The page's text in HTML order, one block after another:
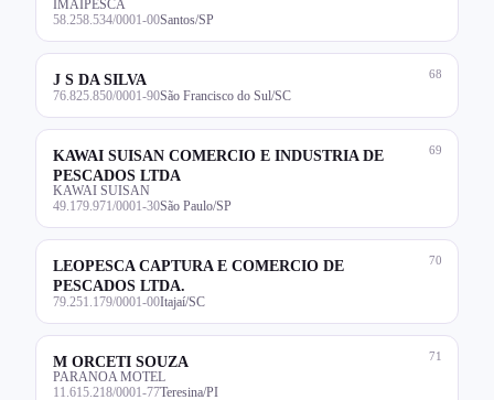
IMAIPESCA
58.258.534/0001-00Santos/SP
68
J S DA SILVA
76.825.850/0001-90São Francisco do Sul/SC
69
KAWAI SUISAN COMERCIO E INDUSTRIA DE
PESCADOS LTDA
KAWAI SUISAN
49.179.971/0001-30São Paulo/SP
70
LEOPESCA CAPTURA E COMERCIO DE
PESCADOS LTDA.
79.251.179/0001-00Itajaí/SC
71
M ORCETI SOUZA
PARANOA MOTEL
11.615.218/0001-77Teresina/PI